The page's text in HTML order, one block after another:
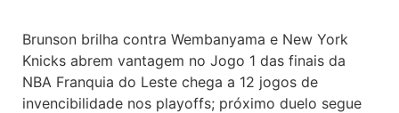
Brunson brilha contra Wembanyama e New York
Knicks abrem vantagem no Jogo 1 das finais da
NBA Franquia do Leste chega a 12 jogos de
invencibilidade nos playoffs; próximo duelo segue